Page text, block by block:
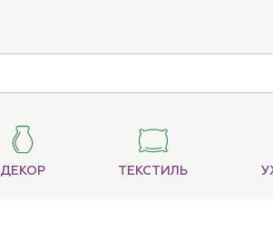
ДЕКОР ТЕКСТИЛЬ